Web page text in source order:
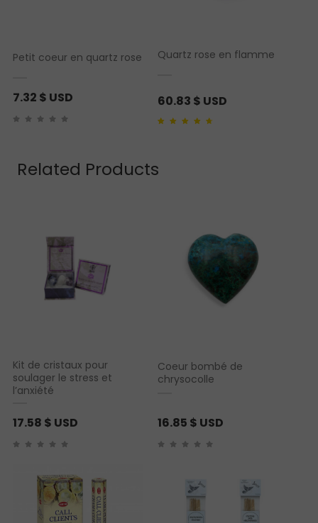
Petit coeur en quartz rose
7.32 $ USD
Quartz rose en flamme
60.83 $ USD
Related Products
Kit de cristaux pour
soulager le stress et
l’anxiété
17.58 $ USD
Coeur bombé de
chrysocolle
16.85 $ USD